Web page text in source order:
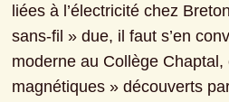
liées à l’électricité chez
sans-fil » due, il faut s’en
moderne au Collège
magnétiques » découverts